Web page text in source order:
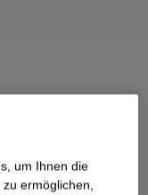
um Ihnen die
ermöglichen,